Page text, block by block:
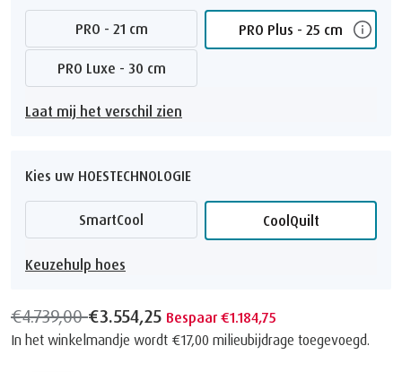
PRO - 21 cm PRO Plus - 25 cm
PRO Luxe - 30 cm
Laat mij het verschil zien
Kies uw HOESTECHNOLOGIE
SmartCool CoolQuilt
Keuzehulp hoes
€4.739,00€3.554,25 Bespaar €1.184,75
In het winkelmandje wordt €17,00 milieubijdrage toegevoegd.